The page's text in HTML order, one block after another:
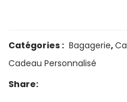
Catégories : Bagagerie,
Cadeau Personnalisé
Share: